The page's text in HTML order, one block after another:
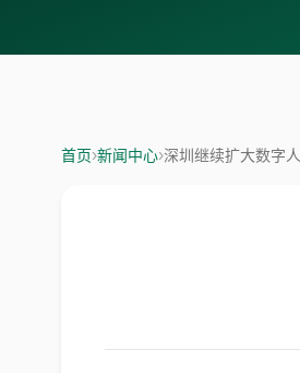
首页›新闻中心›深圳继续扩大数字